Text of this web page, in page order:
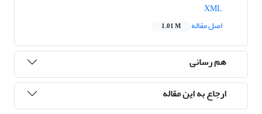
اصل مقاله
1.01 M
هم رسانی
ارجاع به این مقاله